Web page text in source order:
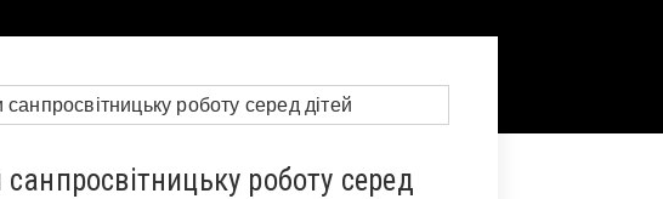
роботу серед